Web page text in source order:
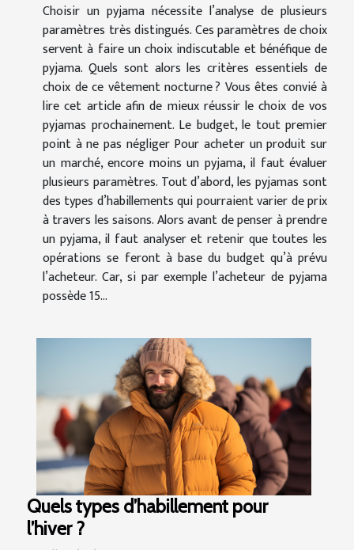
Choisir un pyjama nécessite l’analyse de plusieurs
paramètres très distingués. Ces paramètres de choix
servent à faire un choix indiscutable et bénéfique de
pyjama. Quels sont alors les critères essentiels de
choix de ce vêtement nocturne ? Vous êtes convié à
lire cet article afin de mieux réussir le choix de vos
pyjamas prochainement. Le budget, le tout premier
point à ne pas négliger Pour acheter un produit sur
un marché, encore moins un pyjama, il faut évaluer
plusieurs paramètres. Tout d’abord, les pyjamas sont
des types d’habillements qui pourraient varier de prix
à travers les saisons. Alors avant de penser à prendre
un pyjama, il faut analyser et retenir que toutes les
opérations se feront à base du budget qu’à prévu
l’acheteur. Car, si par exemple l’acheteur de pyjama
possède 15...
Quels types d’habillement pour
l’hiver ?